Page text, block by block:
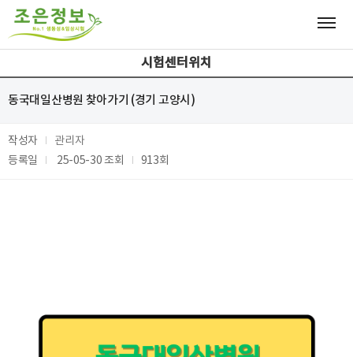
시험센터위치
동국대일산병원 찾아가기 (경기 고양시)
작성자
관리자
등록일
25-05-30조회 913회